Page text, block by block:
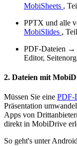
MobiSheets ,
PPTX und alle
MobiSlides ,
PDF-Dateien →
Editor,
2. Dateien mit
Müssen Sie eine PDF-
Präsentation
Apps von
direkt in MobiDrive
So geht's unter